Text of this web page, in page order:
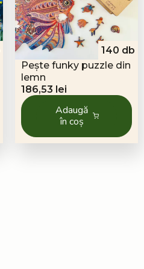
140 db
Pește funky puzzle din
lemn
186,53 lei
Adaugă
în coș